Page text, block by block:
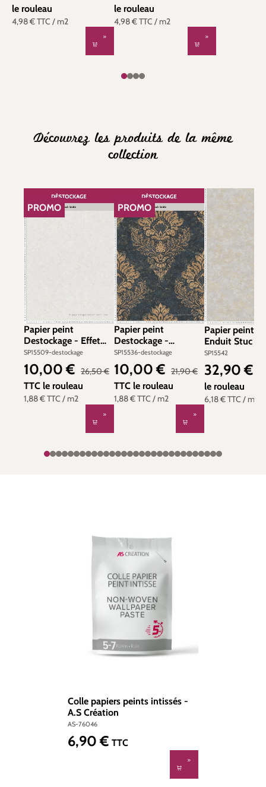
4,98 €TTC / m2
le rouleau
4,98 €TTC / m2
le rouleau
Découvrez les produits de la même
collection
RÉDUCTION
PROMO
Papier peint
Destockage - Effet
Béton crème -
Metropolitan Stories
2 d'AS Création
SP15509-destockage
1,88 €TTC / m2
Prix de vente :
10,00 € Prix régulier :
26,50 €
TTC le rouleau
RÉDUCTION
PROMO
Papier peint
Destockage -
Baroque Damasse
noir nuit -
Metropolitan Stories
2 d'AS Création
SP15536-destockage
1,88 €TTC / m2
Prix de vente :
10,00 € Prix régulier :
21,90 €
TTC le rouleau
Papier peint
Enduit Stuc
mastic -
Stories 2 d'AS
Création | Réf.
SP15542
SP15542
6,18 €TTC / m2
Prix régulier :
32,90 €
le rouleau
Colle papiers peints intissés -
A.S Création
AS-76046
Prix régulier :
6,90 € TTC